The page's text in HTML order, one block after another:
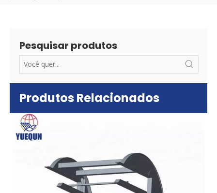
Pesquisar produtos
Produtos Relacionados